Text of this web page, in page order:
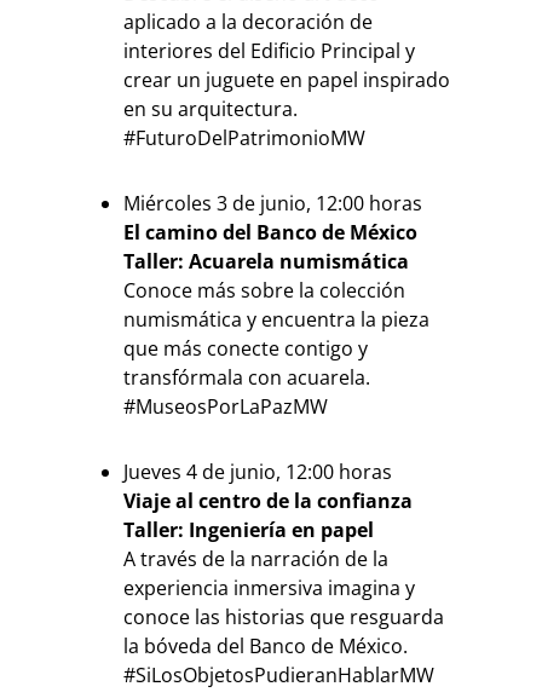
aplicado a la decoración de
interiores del Edificio Principal y
crear un juguete en papel inspirado
en su arquitectura.
#FuturoDelPatrimonioMW
Miércoles 3 de junio, 12:00 horas
El camino del Banco de México
Taller: Acuarela numismática
Conoce más sobre la colección
numismática y encuentra la pieza
que más conecte contigo y
transfórmala con acuarela.
#MuseosPorLaPazMW
Jueves 4 de junio, 12:00 horas
Viaje al centro de la confianza
Taller: Ingeniería en papel
A través de la narración de la
experiencia inmersiva imagina y
conoce las historias que resguarda
la bóveda del Banco de México.
#SiLosObjetosPudieranHablarMW